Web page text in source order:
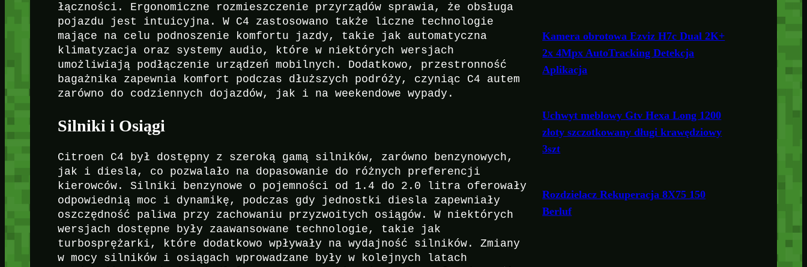
łączności. Ergonomiczne rozmieszczenie przyrządów sprawia, że obsługa
pojazdu jest intuicyjna. W C4 zastosowano także liczne technologie
mające na celu podnoszenie komfortu jazdy, takie jak automatyczna
klimatyzacja oraz systemy audio, które w niektórych wersjach
umożliwiają podłączenie urządzeń mobilnych. Dodatkowo, przestronność
bagażnika zapewnia komfort podczas dłuższych podróży, czyniąc C4 autem
zarówno do codziennych dojazdów, jak i na weekendowe wypady.
Silniki i Osiągi
Citroen C4 był dostępny z szeroką gamą silników, zarówno benzynowych,
jak i diesla, co pozwalało na dopasowanie do różnych preferencji
kierowców. Silniki benzynowe o pojemności od 1.4 do 2.0 litra oferowały
odpowiednią moc i dynamikę, podczas gdy jednostki diesla zapewniały
oszczędność paliwa przy zachowaniu przyzwoitych osiągów. W niektórych
wersjach dostępne były zaawansowane technologie, takie jak
turbosprężarki, które dodatkowo wpływały na wydajność silników. Zmiany
w mocy silników i osiągach wprowadzane były w kolejnych latach
Kamera obrotowa Ezviz H7c Dual 2K+
2x 4Mpx AutoTracking Detekcja
Aplikacja
Uchwyt meblowy Gtv Hexa Long 1200
złoty szczotkowany długi krawędziowy
3szt
Rozdzielacz Rekuperacja 8X75 150
Berluf